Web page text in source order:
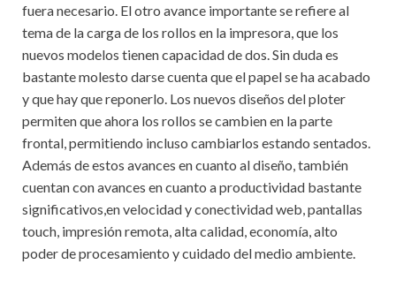
fuera necesario. El otro avance importante se refiere al
tema de la carga de los rollos en la impresora, que los
nuevos modelos tienen capacidad de dos. Sin duda es
bastante molesto darse cuenta que el papel se ha acabado
y que hay que reponerlo. Los nuevos diseños del ploter
permiten que ahora los rollos se cambien en la parte
frontal, permitiendo incluso cambiarlos estando sentados.
Además de estos avances en cuanto al diseño, también
cuentan con avances en cuanto a productividad bastante
significativos,en velocidad y conectividad web, pantallas
touch, impresión remota, alta calidad, economía, alto
poder de procesamiento y cuidado del medio ambiente.